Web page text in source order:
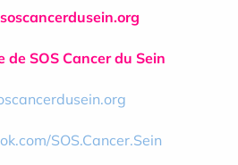
de SOS Cancer du Sein
SOS.Cancer.Sein